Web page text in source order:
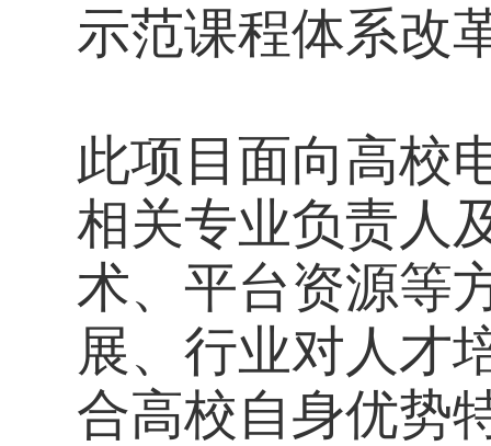
示范课程体系改
此项目面向高校
相关专业负责人
术、平台资源等
展、行业对人才
合高校自身优势